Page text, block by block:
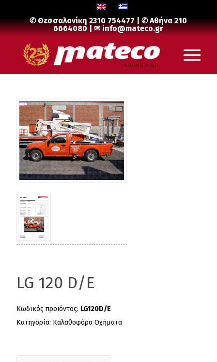
✆ Θεσσαλονίκη2310 754477| ✆ Αθήνα210
6664080| ✉info@mateco.gr
LG 120 D/E
Κωδικός προϊόντος: LG120D/E
Κατηγορία: Καλαθοφόρα Οχήματα